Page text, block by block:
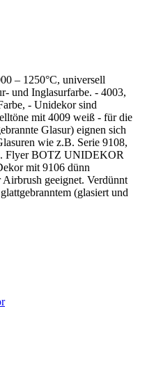
– 1250°C, universell
und Inglasurfarbe. - 4003,
- Unidekor sind
mit 4009 weiß - für die
Glasur) eignen sich
wie z.B. Serie 9108,
Flyer BOTZ UNIDEKOR
mit 9106 dünn
geeignet. Verdünnt
(glasiert und